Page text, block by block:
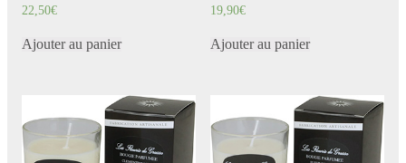
22,50€
Ajouter au panier
19,90€
Ajouter au panier